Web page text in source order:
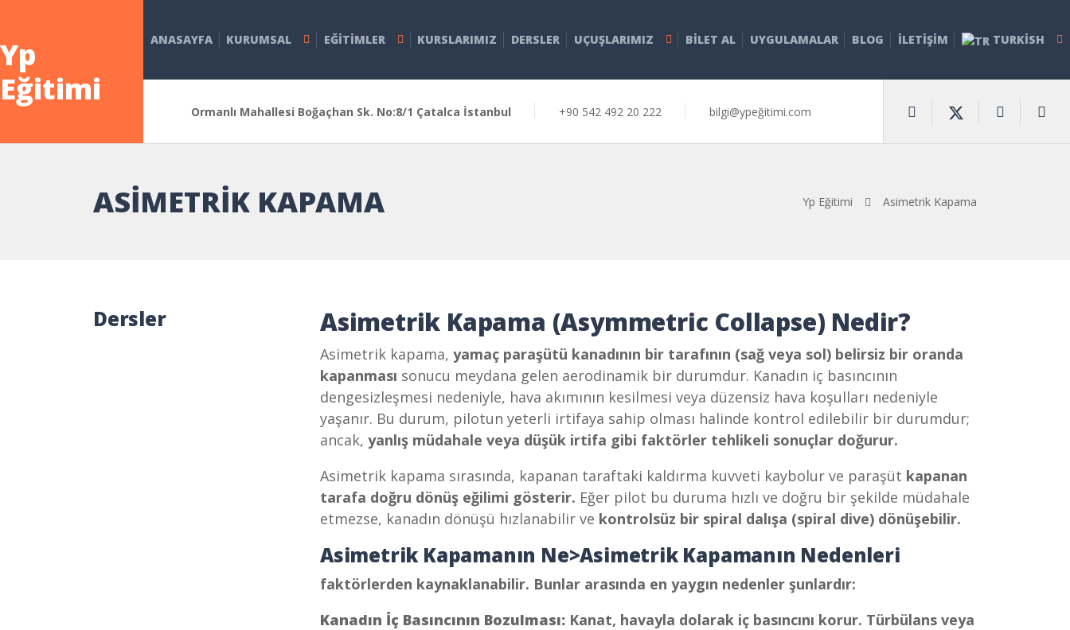
Yp
Eğitimi
ANASAYFA KURUMSAL EĞITIMLER KURSLARIMIZ DERSLER UÇUŞLARIMIZ BILET AL UYGULAMALAR BLOG İLETIŞIM TURKISH
Ormanlı Mahallesi Boğaçhan Sk. No:8/1 Çatalca İstanbul +90 542 492 20 222 bilgi@ypeğitimi.com
ASIMETRIK KAPAMA Yp Eğitimi Asimetrik Kapama
Dersler Asimetrik Kapama (Asymmetric Collapse) Nedir?
Asimetrik kapama, yamaç paraşütü kanadının bir tarafının (sağ veya sol) belirsiz bir oranda
kapanması sonucu meydana gelen aerodinamik bir durumdur. Kanadın iç basıncının
dengesizleşmesi nedeniyle, hava akımının kesilmesi veya düzensiz hava koşulları nedeniyle
yaşanır. Bu durum, pilotun yeterli irtifaya sahip olması halinde kontrol edilebilir bir durumdur;
ancak, yanlış müdahale veya düşük irtifa gibi faktörler tehlikeli sonuçlar doğurur.
Asimetrik kapama sırasında, kapanan taraftaki kaldırma kuvveti kaybolur ve paraşüt kapanan
tarafa doğru dönüş eğilimi gösterir. Eğer pilot bu duruma hızlı ve doğru bir şekilde müdahale
etmezse, kanadın dönüşü hızlanabilir ve kontrolsüz bir spiral dalışa (spiral dive) dönüşebilir.
Asimetrik Kapamanın Ne>Asimetrik Kapamanın Nedenleri
faktörlerden kaynaklanabilir. Bunlar arasında en yaygın nedenler şunlardır:
Kanadın İç Basıncının Bozulması: Kanat, havayla dolarak iç basıncını korur. Türbülans veya